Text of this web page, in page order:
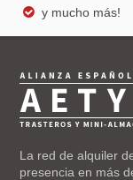
y mucho más!
La red de alquiler
presencia en más